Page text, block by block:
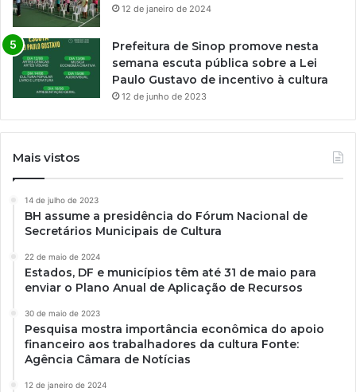
12 de janeiro de 2024
Prefeitura de Sinop promove nesta
semana escuta pública sobre a Lei
Paulo Gustavo de incentivo à cultura
12 de junho de 2023
Mais vistos
14 de julho de 2023
BH assume a presidência do Fórum Nacional de
Secretários Municipais de Cultura
22 de maio de 2024
Estados, DF e municípios têm até 31 de maio para
enviar o Plano Anual de Aplicação de Recursos
30 de maio de 2023
Pesquisa mostra importância econômica do apoio
financeiro aos trabalhadores da cultura Fonte:
Agência Câmara de Notícias
12 de janeiro de 2024